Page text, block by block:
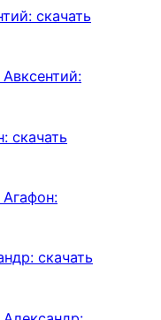
скачать
скачать
скачать